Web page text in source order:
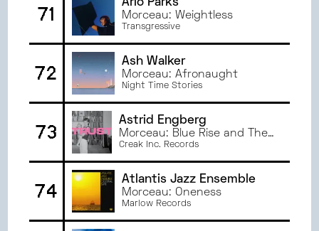
71
Arlo Parks
Morceau: Weightless
Transgressive
72
Ash Walker
Morceau: Afronaught
Night Time Stories
73
Astrid Engberg
Morceau: Blue Rise and The
Fall
Creak Inc. Records
74
Atlantis Jazz Ensemble
Morceau: Oneness
Marlow Records